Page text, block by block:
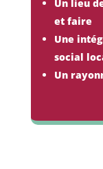
Un lieu
et faire
Une
social
Un